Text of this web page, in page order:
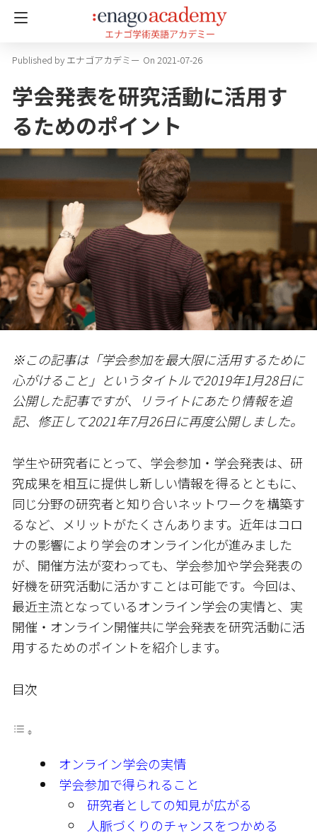
エナゴアカデミー On 2021-07-26
学会発表を研究活動に活用す
るためのポイント
※この記事は「学会参加を最大限に活用するために
心がけること」というタイトルで2019年1月28日に
公開した記事ですが、リライトにあたり情報を追
記、修正して2021年7月26日に再度公開しました。
学生や研究者にとって、学会参加・学会発表は、研
究成果を相互に提供し新しい情報を得るとともに、
同じ分野の研究者と知り合いネットワークを構築す
るなど、メリットがたくさんあります。近年はコロ
ナの影響により学会のオンライン化が進みました
が、開催方法が変わっても、学会参加や学会発表の
好機を研究活動に活かすことは可能です。今回は、
最近主流となっているオンライン学会の実情と、実
開催・オンライン開催共に学会発表を研究活動に活
用するためのポイントを紹介します。
目次
オンライン学会の実情
学会参加で得られること
研究者としての知見が広がる
人脈づくりのチャンスをつかめる